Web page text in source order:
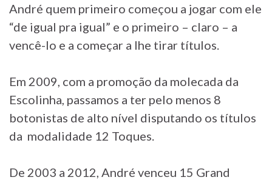
André quem primeiro começou a jogar com ele
“de igual pra igual” e o primeiro – claro – a
vencê-lo e a começar a lhe tirar títulos.
Em 2009, com a promoção da molecada da
Escolinha, passamos a ter pelo menos 8
botonistas de alto nível disputando os títulos
da modalidade 12 Toques.
De 2003 a 2012, André venceu 15 Grand